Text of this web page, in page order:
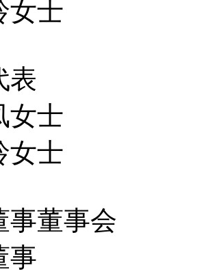
女士
表
女士
女士
事董事会
事